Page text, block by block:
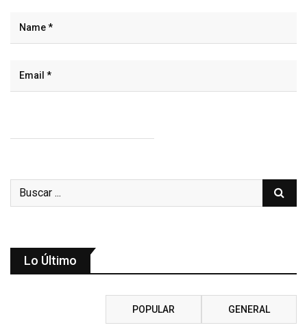
Lo Último
POPULAR GENERAL